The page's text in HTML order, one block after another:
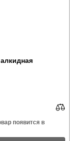
появится в